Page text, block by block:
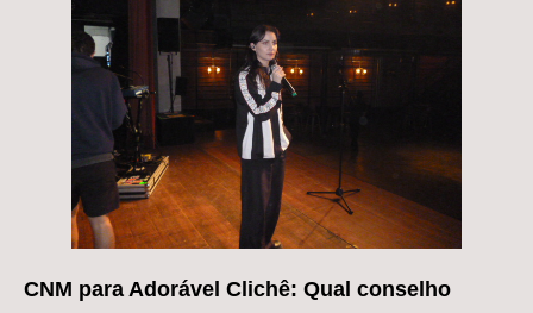
CNM para Adorável Clichê: Qual conselho